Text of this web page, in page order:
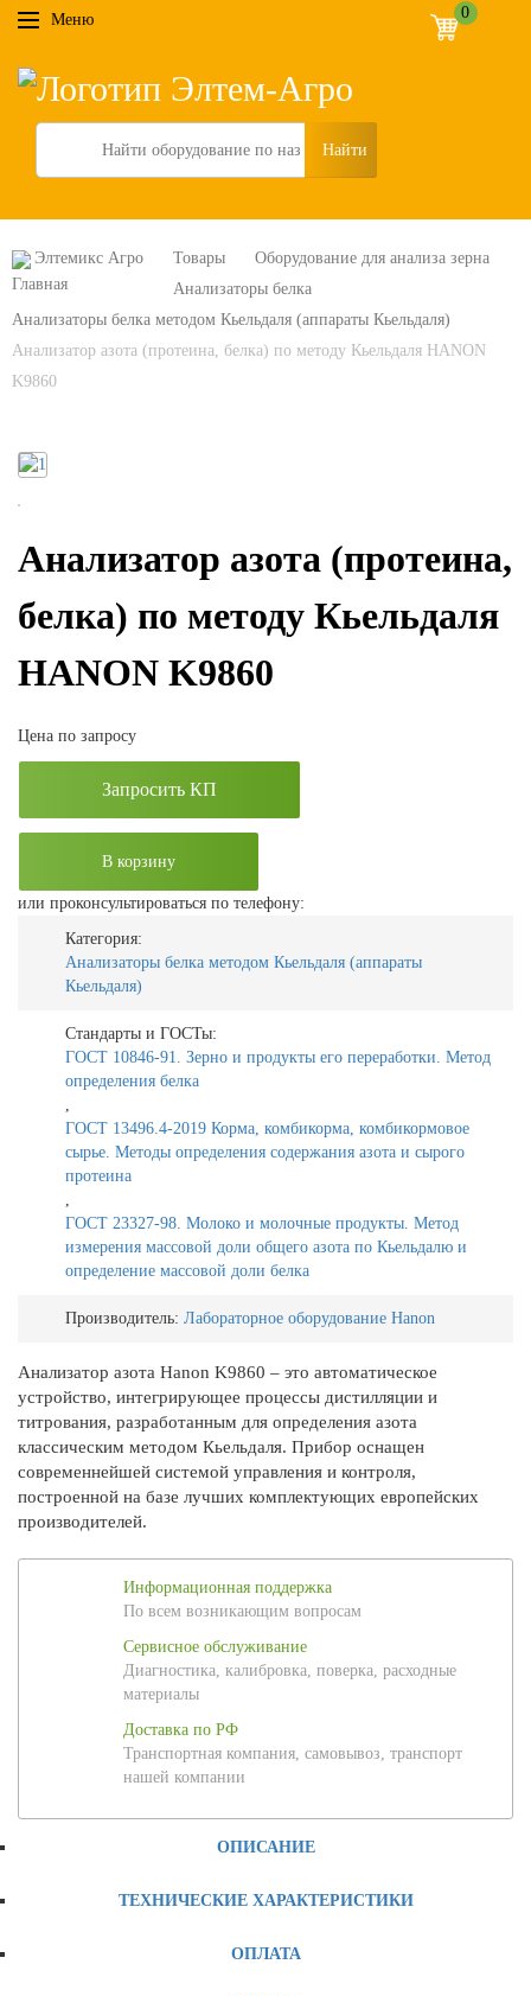
Меню 0
Search
Элтемикс Агро Товары
Оборудование для анализа зерна
Анализаторы белка
Анализаторы белка методом Кьельдаля (аппараты Кьельдаля)
Анализатор азота (протеина, белка) по методу Кьельдаля HANON
K9860
Анализатор азота (протеина,
белка) по методу Кьельдаля
HANON K9860
Цена по запросу
Запросить КП
В корзину
или проконсультироваться по телефону:
Категория:
Анализаторы белка методом Кьельдаля (аппараты
Кьельдаля)
Стандарты и ГОСТы:
ГОСТ 10846-91. Зерно и продукты его переработки. Метод
определения белка
ГОСТ 13496.4-2019 Корма, комбикорма, комбикормовое
сырье. Методы определения содержания азота и сырого
протеина
ГОСТ 23327-98. Молоко и молочные продукты. Метод
измерения массовой доли общего азота по Кьельдалю и
определение массовой доли белка
Производитель: Лабораторное оборудование Hanon
Анализатор азота Hanon K9860 – это автоматическое
устройство, интегрирующее процессы дистилляции и
титрования, разработанным для определения азота
классическим методом Кьельдаля. Прибор оснащен
современнейшей системой управления и контроля,
построенной на базе лучших комплектующих европейских
производителей.
Информационная поддержка
По всем возникающим вопросам
Сервисное обслуживание
Диагностика, калибровка, поверка, расходные
материалы
Доставка по РФ
Транспортная компания, самовывоз, транспорт
нашей компании
ОПИСАНИЕ
ТЕХНИЧЕСКИЕ ХАРАКТЕРИСТИКИ
ОПЛАТА